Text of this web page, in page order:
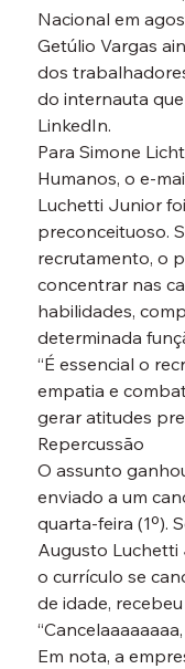
Nacional em
Getúlio Vargas
dos
do internauta
LinkedIn.
Para Simone
Humanos, o e-
Luchetti Junior
preconceituoso.
recrutamento, o
concentrar nas
habilidades,
determinada
“É essencial o
empatia e
gerar atitudes
Repercussão
O assunto
enviado a um
quarta-feira (1º).
Augusto Luchetti
o currículo se
de idade,
Em nota, a